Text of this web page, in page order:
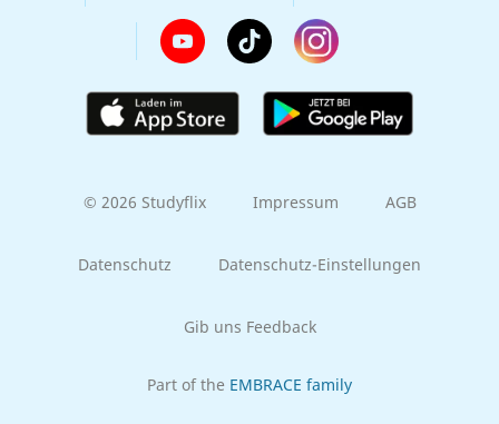
© 2026 Studyflix Impressum AGB
Datenschutz Datenschutz-Einstellungen
Gib uns Feedback
Part of the EMBRACE family